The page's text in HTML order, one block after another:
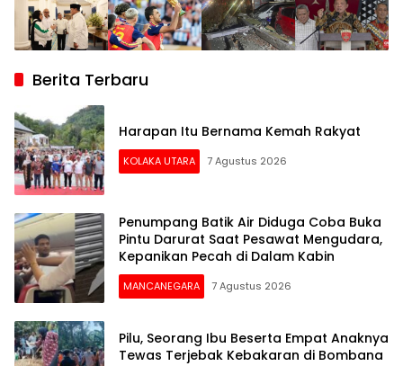
Berita Terbaru
Harapan Itu Bernama Kemah Rakyat
KOLAKA UTARA 7 Agustus 2026
Penumpang Batik Air Diduga Coba Buka
Pintu Darurat Saat Pesawat Mengudara,
Kepanikan Pecah di Dalam Kabin
MANCANEGARA 7 Agustus 2026
Pilu, Seorang Ibu Beserta Empat Anaknya
Tewas Terjebak Kebakaran di Bombana